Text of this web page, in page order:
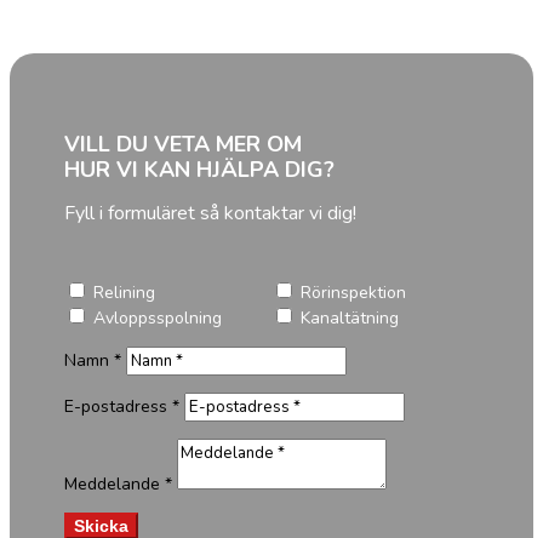
VILL DU VETA MER OM
HUR VI KAN HJÄLPA DIG?
Fyll i formuläret så kontaktar vi dig!
Relining
Rörinspektion
Avloppsspolning
Kanaltätning
Namn *
E-postadress *
Meddelande *
Skicka